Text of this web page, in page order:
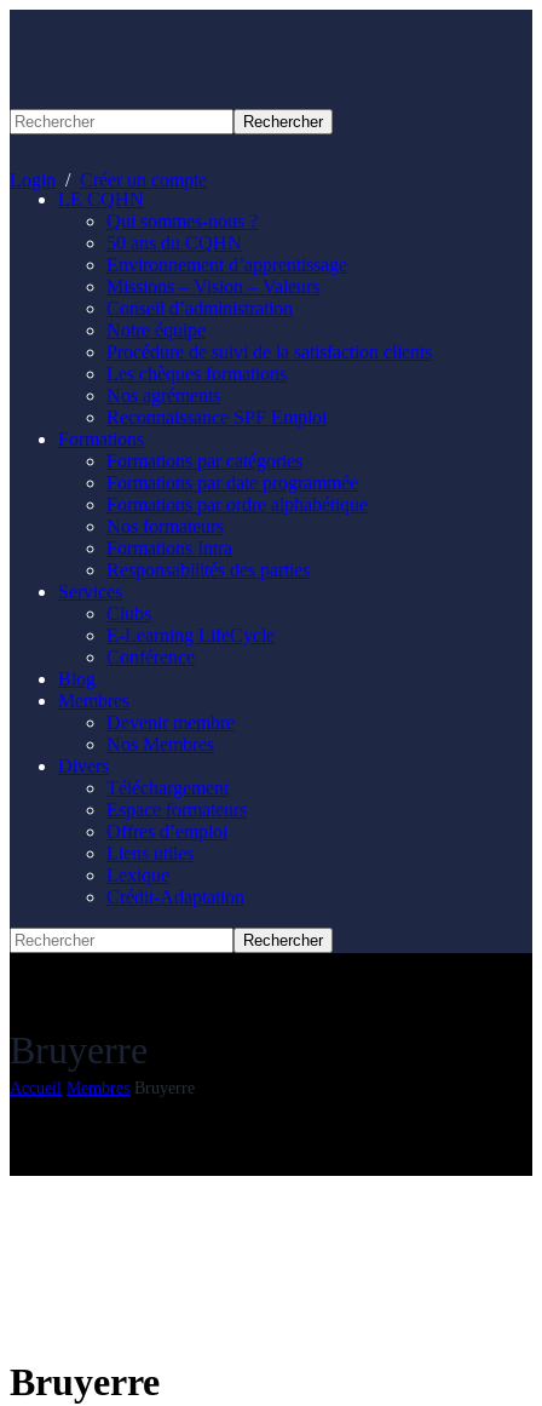
Login / Créer un compte
LE CQHN
Qui sommes-nous ?
50 ans du CQHN
Environnement d’apprentissage
Missions – Vision – Valeurs
Conseil d’administration
Notre équipe
Procédure de suivi de la satisfaction clients
Les chèques formations
Nos agréments
Reconnaissance SPF Emploi
Formations
Formations par catégories
Formations par date programmée
Formations par ordre alphabétique
Nos formateurs
Formations Intra
Responsabilités des parties
Services
Clubs
E-Learning LifeCycle
Conférence
Blog
Membres
Devenir membre
Nos Membres
Divers
Téléchargement
Espace formateurs
Offres d’emploi
Liens utiles
Lexique
Crédit-Adaptation
Bruyerre
Accueil Membres Bruyerre
Bruyerre
Panneau de gestion des cookies